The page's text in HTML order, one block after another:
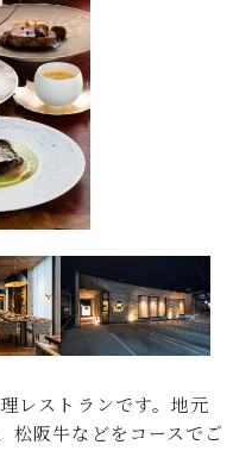
レストランです。地元
松阪牛などをコースでご